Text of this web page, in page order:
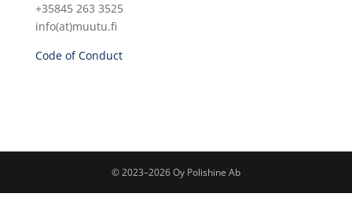
+35845 263 3525
info(at)muutu.fi
Code of Conduct
© 2023–2026 Oy Polishine Ab